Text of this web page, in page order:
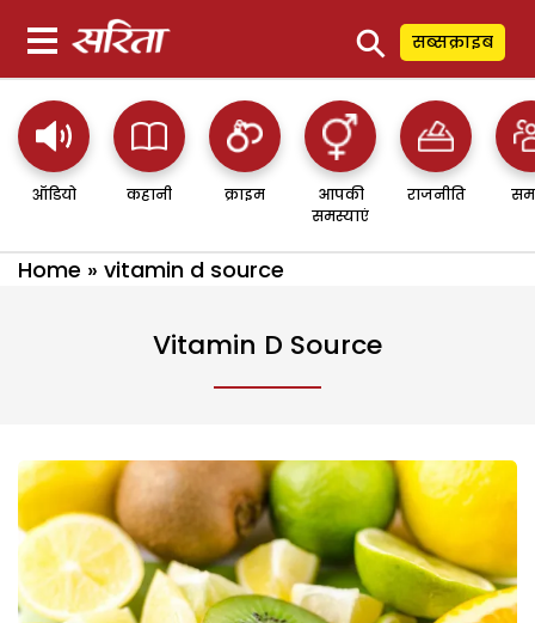
⚲ सब्सक्राइब
ऑडियो कहानी क्राइम
आपकी
समस्याएं
राजनीति
Home » vitamin d source
Vitamin D Source